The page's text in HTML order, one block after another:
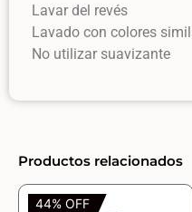
Lavar del revés
Lavado con colores
No utilizar suavizante
Productos relacionados
44% OFF